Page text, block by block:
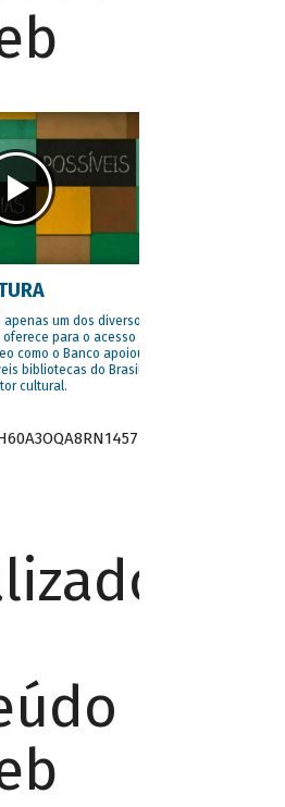
um dos diversos
para o acesso à
como o Banco apoiou
bibliotecas do Brasil e
cultural.